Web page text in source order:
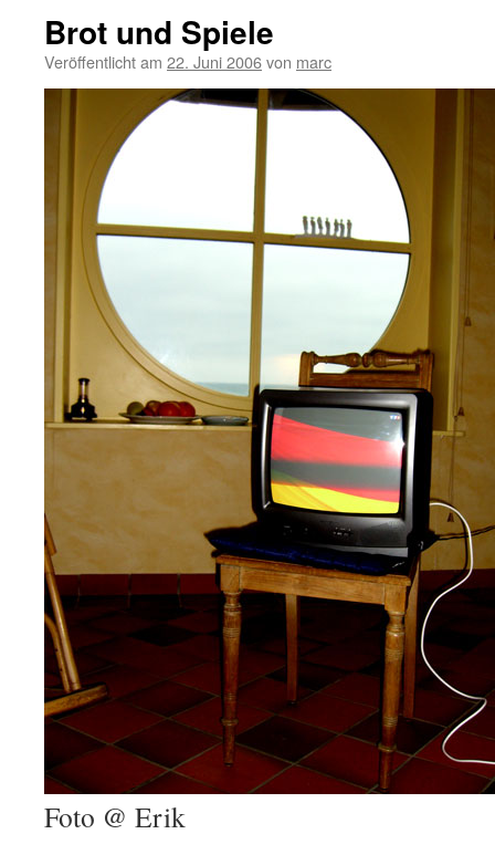
Brot und Spiele
Veröffentlicht am 22. Juni 2006von marc
Foto @ Erik